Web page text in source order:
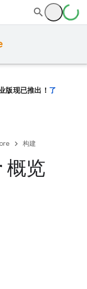
现已推出！ 了
构建
概览